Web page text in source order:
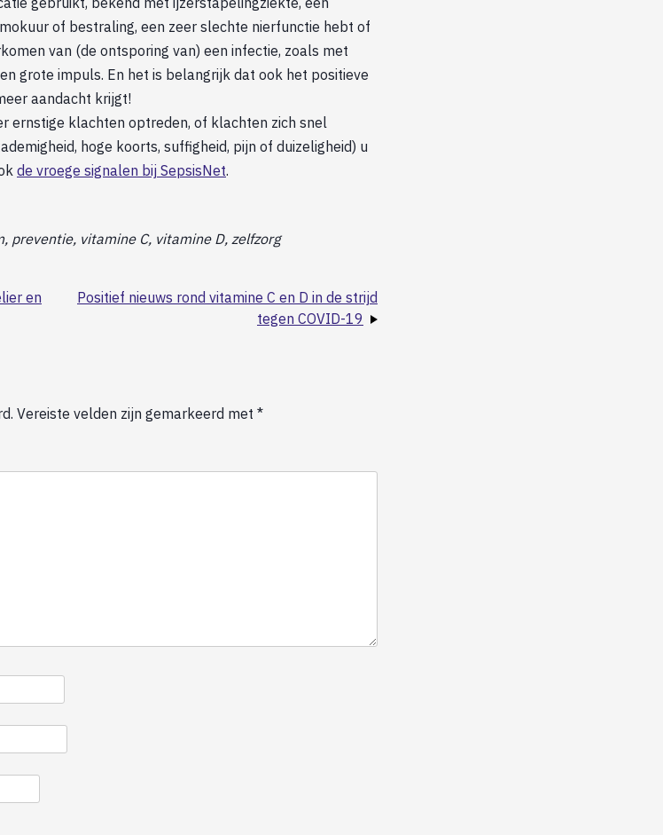
of bestraling, een zeer slechte nierfunctie hebt of
van (de ontsporing van) een infectie, zoals met
grote impuls. En het is belangrijk dat ook het positieve
aandacht krijgt!
ernstige klachten optreden, of klachten zich snel
hoge koorts, suffigheid, pijn of duizeligheid) u
de vroege signalen bij SepsisNet.
preventie, vitamine C, vitamine D, zelfzorg
en
Positief nieuws rond vitamine C en D in de strijd
tegen COVID-19
Vereiste velden zijn gemarkeerd met *